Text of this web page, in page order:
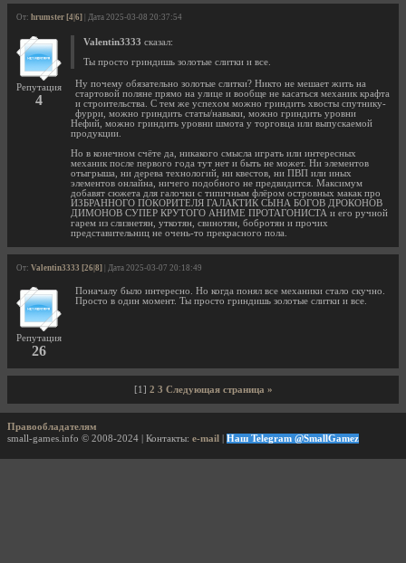
От: hrumster [4|6] | Дата 2025-03-08 20:37:54
Репутация
4
Valentin3333 сказал:
Ты просто гриндишь золотые слитки и все.
Ну почему обязательно золотые слитки? Никто не мешает жить на
стартовой поляне прямо на улице и вообще не касаться механик крафта
и строительства. С тем же успехом можно гриндить хвосты спутнику-
фурри, можно гриндить статы/навыки, можно гриндить уровни
Нефий, можно гриндить уровни шмота у торговца или выпускаемой
продукции.
Но в конечном счёте да, никакого смысла играть или интересных
механик после первого года тут нет и быть не может. Ни элементов
отыгрыша, ни дерева технологий, ни квестов, ни ПВП или иных
элементов онлайна, ничего подобного не предвидится. Максимум
добавят сюжета для галочки с типичным флёром островных макак про
ИЗБРАННОГО ПОКОРИТЕЛЯ ГАЛАКТИК СЫНА БОГОВ ДРОКОНОВ
ДИМОНОВ СУПЕР КРУТОГО АНИМЕ ПРОТАГОНИСТА и его ручной
гарем из слизнетян, уткотян, свинотян, бобротян и прочих
представительниц не очень-то прекрасного пола.
От: Valentin3333 [26|8] | Дата 2025-03-07 20:18:49
Репутация
26
Поначалу было интересно. Но когда понял все механики стало скучно.
Просто в один момент. Ты просто гриндишь золотые слитки и все.
[1] 2 3 Следующая страница »
Правообладателям
small-games.info © 2008-2024 | Контакты: e-mail Наш Telegram @SmallGamez